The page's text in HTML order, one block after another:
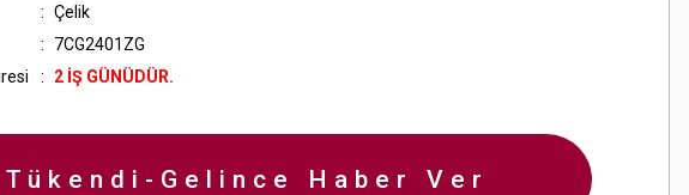
Çelik
7CG2401ZG
2 İŞ GÜNÜDÜR.
Tükendi-Gelince Haber Ver